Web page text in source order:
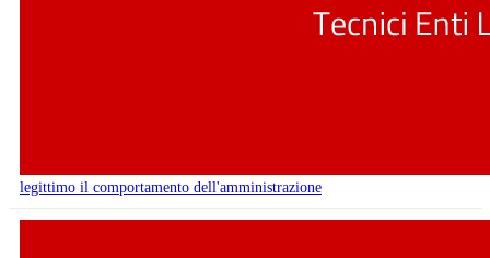
legittimo il comportamento dell'amministrazione